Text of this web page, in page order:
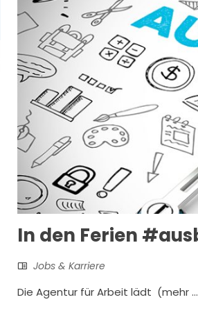
In den Ferien
Jobs & Karriere
Die Agentur für Arbeit lädt (mehr